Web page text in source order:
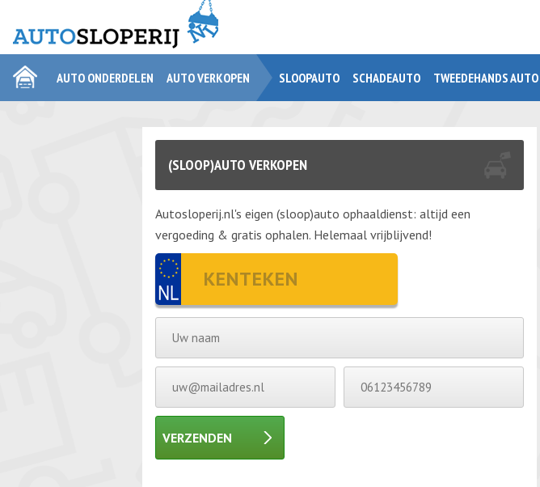
AUTO ONDERDELEN AUTO VERKOPEN SLOOPAUTO SCHADEAUTO TWEEDEHANDS AUTO
(SLOOP)AUTO VERKOPEN
Autosloperij.nl's eigen (sloop)auto ophaaldienst: altijd een
vergoeding & gratis ophalen. Helemaal vrijblijvend!
VERZENDEN